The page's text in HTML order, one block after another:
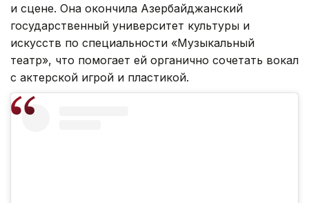
и сцене. Она окончила Азербайджанский
государственный университет культуры и
искусств по специальности «Музыкальный
театр», что помогает ей органично сочетать вокал
с актерской игрой и пластикой.